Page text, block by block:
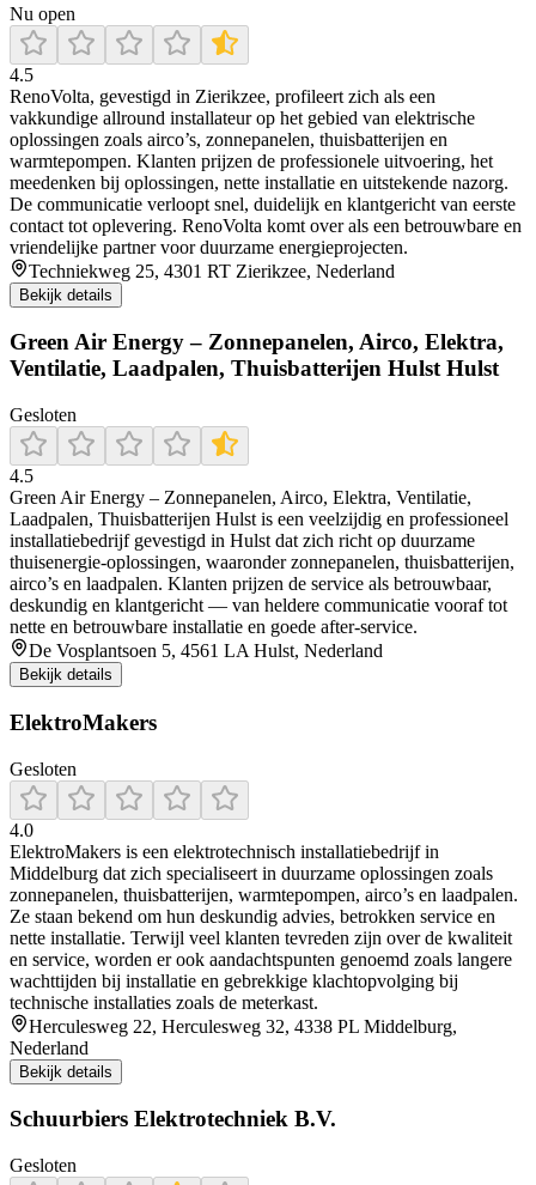
Nu open
4.5
RenoVolta, gevestigd in Zierikzee, profileert zich als een
vakkundige allround installateur op het gebied van elektrische
oplossingen zoals airco’s, zonnepanelen, thuisbatterijen en
warmtepompen. Klanten prijzen de professionele uitvoering, het
meedenken bij oplossingen, nette installatie en uitstekende nazorg.
De communicatie verloopt snel, duidelijk en klantgericht van eerste
contact tot oplevering. RenoVolta komt over als een betrouwbare en
vriendelijke partner voor duurzame energieprojecten.
Techniekweg 25, 4301 RT Zierikzee, Nederland
Bekijk details
Green Air Energy – Zonnepanelen, Airco, Elektra,
Ventilatie, Laadpalen, Thuisbatterijen Hulst Hulst
Gesloten
4.5
Green Air Energy – Zonnepanelen, Airco, Elektra, Ventilatie,
Laadpalen, Thuisbatterijen Hulst is een veelzijdig en professioneel
installatiebedrijf gevestigd in Hulst dat zich richt op duurzame
thuisenergie-oplossingen, waaronder zonnepanelen, thuisbatterijen,
airco’s en laadpalen. Klanten prijzen de service als betrouwbaar,
deskundig en klantgericht — van heldere communicatie vooraf tot
nette en betrouwbare installatie en goede after-service.
De Vosplantsoen 5, 4561 LA Hulst, Nederland
Bekijk details
ElektroMakers
Gesloten
4.0
ElektroMakers is een elektrotechnisch installatiebedrijf in
Middelburg dat zich specialiseert in duurzame oplossingen zoals
zonnepanelen, thuisbatterijen, warmtepompen, airco’s en laadpalen.
Ze staan bekend om hun deskundig advies, betrokken service en
nette installatie. Terwijl veel klanten tevreden zijn over de kwaliteit
en service, worden er ook aandachtspunten genoemd zoals langere
wachttijden bij installatie en gebrekkige klachtopvolging bij
technische installaties zoals de meterkast.
Herculesweg 22, Herculesweg 32, 4338 PL Middelburg,
Nederland
Bekijk details
Schuurbiers Elektrotechniek B.V.
Gesloten